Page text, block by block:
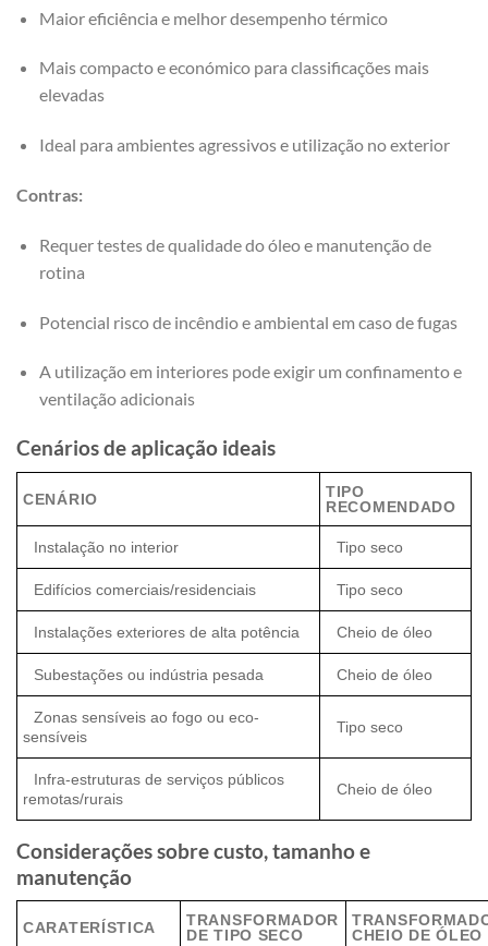
Maior eficiência e melhor desempenho térmico
Mais compacto e económico para classificações mais
elevadas
Ideal para ambientes agressivos e utilização no exterior
Contras:
Requer testes de qualidade do óleo e manutenção de
rotina
Potencial risco de incêndio e ambiental em caso de fugas
A utilização em interiores pode exigir um confinamento e
ventilação adicionais
Cenários de aplicação ideais
CENÁRIO
TIPO
RECOMENDADO
Instalação no interior Tipo seco
Edifícios comerciais/residenciais Tipo seco
Instalações exteriores de alta potência Cheio de óleo
Subestações ou indústria pesada Cheio de óleo
Zonas sensíveis ao fogo ou eco-
sensíveis
Tipo seco
Infra-estruturas de serviços públicos
remotas/rurais
Cheio de óleo
Considerações sobre custo, tamanho e
manutenção
CARATERÍSTICA
TRANSFORMADOR
DE TIPO SECO
CHEIO DE ÓLEO